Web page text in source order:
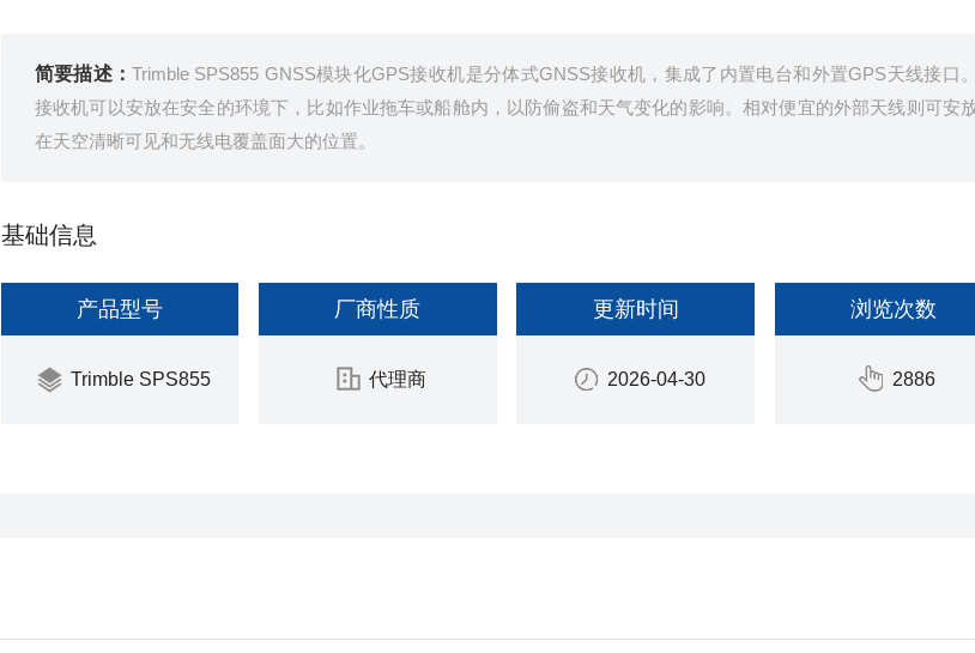
简要描述： Trimble SPS855 GNSS模块化GPS接收机是分体式GNSS接收机，集成了内置电台和外置GPS天线接口
接收机可以安放在安全的环境下，比如作业拖车或船舱内，以防偷盗和天气变化的影响。相对便宜的外部天线则可安
在天空清晰可见和无线电覆盖面大的位置。
基础信息
产品型号
Trimble SPS855
厂商性质
代理商
更新时间
2026-04-30
浏览次数
2886